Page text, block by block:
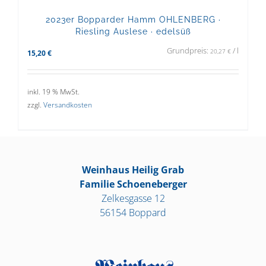
2023er Bopparder Hamm OHLENBERG ·
Riesling Auslese · edelsüß
15,20 € Grundpreis: 20,27 € / l
inkl. 19 % MwSt.
zzgl. Versandkosten
Weinhaus Heilig Grab
Familie Schoeneberger
Zelkesgasse 12
56154 Boppard